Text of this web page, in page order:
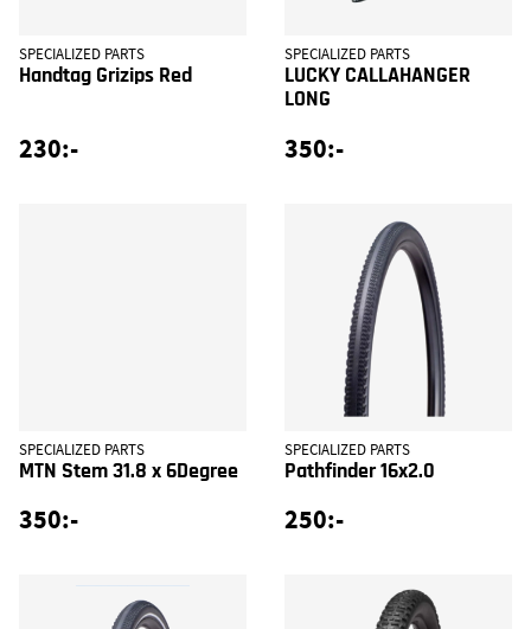
SPECIALIZED PARTS
Handtag Grizips Red
230:-
SPECIALIZED PARTS
LUCKY CALLAHANGER
LONG
350:-
SPECIALIZED PARTS
MTN Stem 31.8 x 6Degree
350:-
SPECIALIZED PARTS
Pathfinder 16x2.0
250:-